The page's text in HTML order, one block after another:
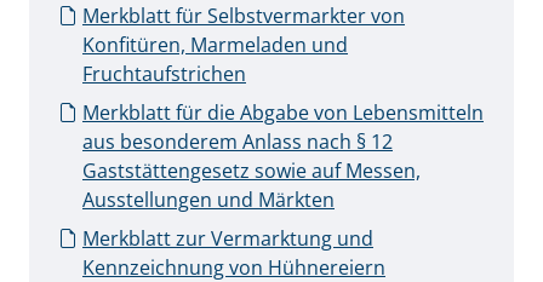
Merkblatt für Selbstvermarkter von
Konfitüren, Marmeladen und
Fruchtaufstrichen
Merkblatt für die Abgabe von Lebensmitteln
aus besonderem Anlass nach § 12
Gaststättengesetz sowie auf Messen,
Ausstellungen und Märkten
Merkblatt zur Vermarktung und
Kennzeichnung von Hühnereiern